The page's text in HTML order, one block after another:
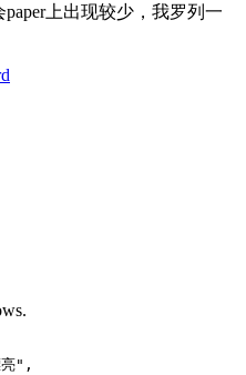
上出现较少，我罗列一
",